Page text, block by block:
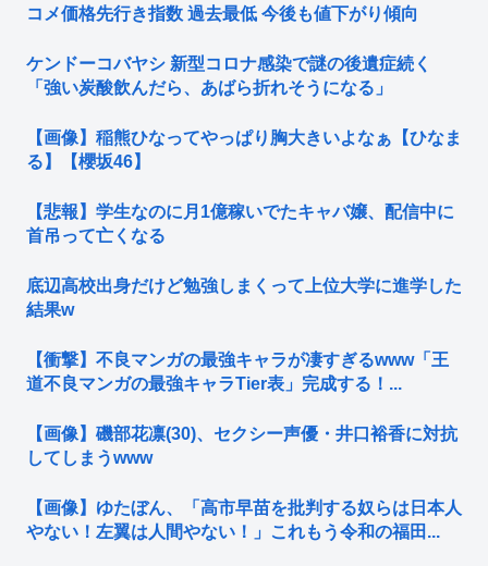
コメ価格先行き指数 過去最低 今後も値下がり傾向
ケンドーコバヤシ 新型コロナ感染で謎の後遺症続く
「強い炭酸飲んだら、あばら折れそうになる」
【画像】稲熊ひなってやっぱり胸大きいよなぁ【ひなま
る】【櫻坂46】
【悲報】学生なのに月1億稼いでたキャバ嬢、配信中に
首吊って亡くなる
底辺高校出身だけど勉強しまくって上位大学に進学した
結果w
【衝撃】不良マンガの最強キャラが凄すぎるwww「王
道不良マンガの最強キャラTier表」完成する！...
【画像】磯部花凛(30)、セクシー声優・井口裕香に対抗
してしまうwww
【画像】ゆたぼん、「高市早苗を批判する奴らは日本人
やない！左翼は人間やない！」これもう令和の福田...